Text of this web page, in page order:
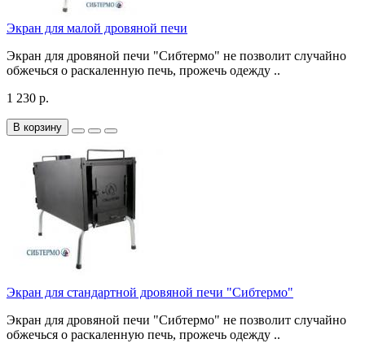
Экран для малой дровяной печи
Экран для дровяной печи "Сибтермо" не позволит случайно
обжечься о раскаленную печь, прожечь одежду ..
1 230 р.
В корзину
Экран для стандартной дровяной печи "Сибтермо"
Экран для дровяной печи "Сибтермо" не позволит случайно
обжечься о раскаленную печь, прожечь одежду ..